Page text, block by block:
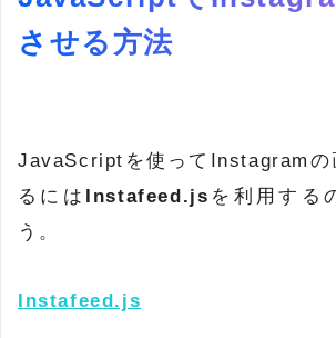
させる方法
JavaScriptを使ってInstagramの
るには
Instafeed.js を利用する
う。
Instafeed.js